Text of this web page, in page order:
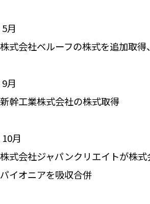
―― 5月
株式会社ベルーフの株式を追加取得
―― 9月
新幹工業株式会社の株式取得
―― 10月
株式会社ジャパンクリエイトが株
パイオニアを吸収合併